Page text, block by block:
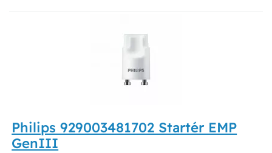
Philips 929003481702 Startér EMP
GenIII